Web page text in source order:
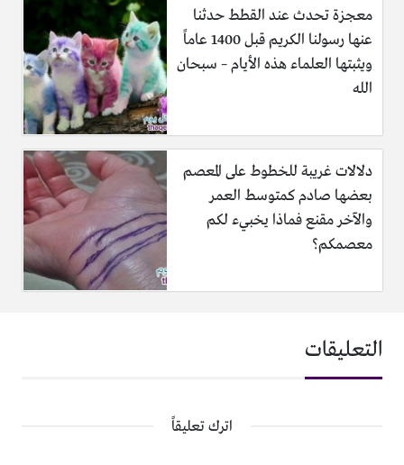
معجزة تحدث عند القطط حدثنا
عنها رسولنا الكريم قبل 1400 عاماً
ويثبتها العلماء هذه الأيام – سبحان
الله
دلالات غريبة للخطوط على المعصم
بعضها صادم كمتوسط العمر
والآخر مقنع فماذا يخبيء لكم
معصمكم؟
التعليقات
اترك تعليقاً